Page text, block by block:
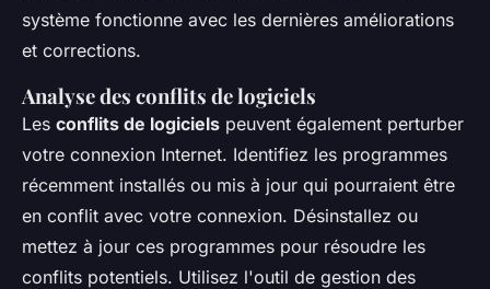
système fonctionne avec les dernières améliorations
et corrections.
Analyse des conflits de logiciels
Les conflits de logiciels peuvent également perturber
votre connexion Internet. Identifiez les programmes
récemment installés ou mis à jour qui pourraient être
en conflit avec votre connexion. Désinstallez ou
mettez à jour ces programmes pour résoudre les
conflits potentiels. Utilisez l'outil de gestion des